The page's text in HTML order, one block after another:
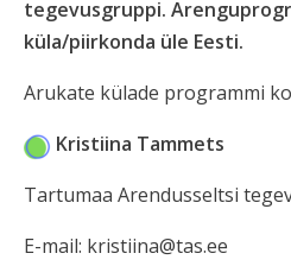
tegevusgruppi.
küla/piirkonda üle Eesti.
Arukate külade programmi
Kristiina Tammets
Tartumaa Arendusseltsi
E-mail: kristiina@tas.ee